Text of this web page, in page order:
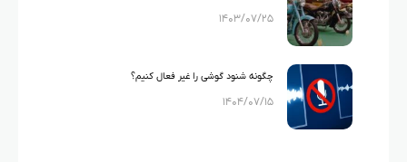
۱۴۰۳/۰۷/۲۵
چگونه شنود گوشی را غیر فعال کنیم؟
۱۴۰۴/۰۷/۱۵